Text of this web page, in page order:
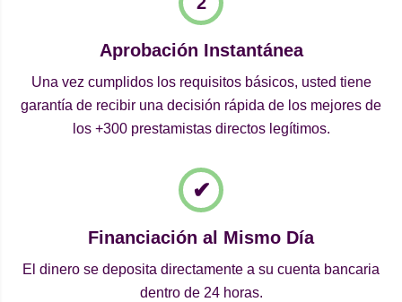
Aprobación Instantánea
Una vez cumplidos los requisitos básicos, usted tiene
garantía de recibir una decisión rápida de los mejores de
los +300 prestamistas directos legítimos.
Financiación al Mismo Día
El dinero se deposita directamente a su cuenta bancaria
dentro de 24 horas.